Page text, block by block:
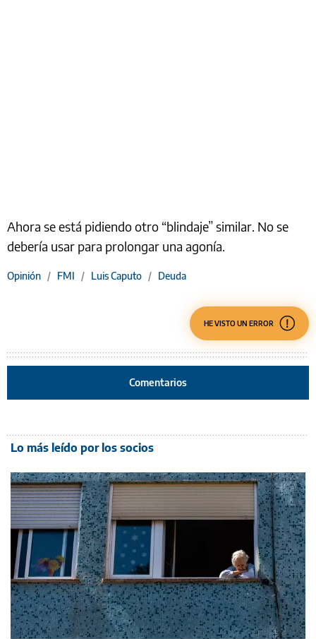
Ahora se está pidiendo otro “blindaje” similar. No se
debería usar para prolongar una agonía.
Opinión / FMI / Luis Caputo / Deuda
HE VISTO UN ERROR
Comentarios
Lo más leído por los socios